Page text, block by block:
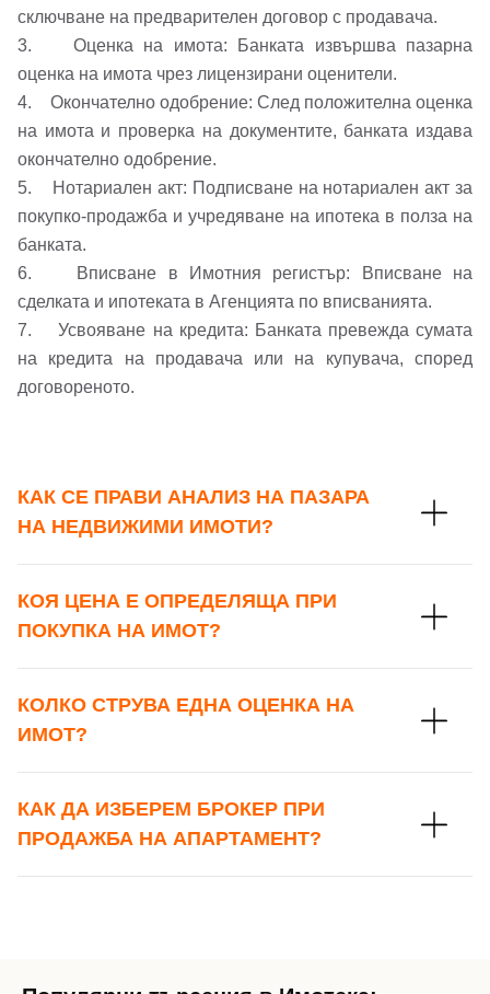
Вход Регистрация
Парола
Забравена парола?
Вход като гост
или използвай профил
Вход с Facebook
сключване на предварителен договор с продавача.
3. Оценка на имота: Банката извършва пазарна
оценка на имота чрез лицензирани оценители.
4. Окончателно одобрение: След положителна оценка
на имота и проверка на документите, банката издава
окончателно одобрение.
5. Нотариален акт: Подписване на нотариален акт за
покупко-продажба и учредяване на ипотека в полза на
банката.
6. Вписване в Имотния регистър: Вписване на
сделката и ипотеката в Агенцията по вписванията.
7. Усвояване на кредита: Банката превежда сумата
на кредита на продавача или на купувача, според
договореното.
КАК СЕ ПРАВИ АНАЛИЗ НА ПАЗАРА
НА НЕДВИЖИМИ ИМОТИ?
КОЯ ЦЕНА Е ОПРЕДЕЛЯЩА ПРИ
ПОКУПКА НА ИМОТ?
КОЛКО СТРУВА ЕДНА ОЦЕНКА НА
ИМОТ?
КАК ДА ИЗБЕРЕМ БРОКЕР ПРИ
ПРОДАЖБА НА АПАРТАМЕНТ?
Имейл адрес*
Телефон*
Заяви оглед
Вашето запитване стигна до нас. Ще
се обадим възможно най-бързо.